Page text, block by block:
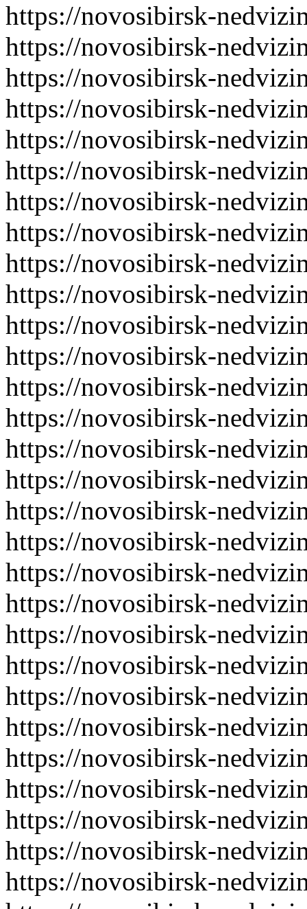
https://novosibirsk-
https://novosibirsk-
https://novosibirsk-
https://novosibirsk-
https://novosibirsk-
https://novosibirsk-
https://novosibirsk-
https://novosibirsk-
https://novosibirsk-
https://novosibirsk-
https://novosibirsk-
https://novosibirsk-
https://novosibirsk-
https://novosibirsk-
https://novosibirsk-
https://novosibirsk-
https://novosibirsk-
https://novosibirsk-
https://novosibirsk-
https://novosibirsk-
https://novosibirsk-
https://novosibirsk-
https://novosibirsk-
https://novosibirsk-
https://novosibirsk-
https://novosibirsk-
https://novosibirsk-
https://novosibirsk-
https://novosibirsk-